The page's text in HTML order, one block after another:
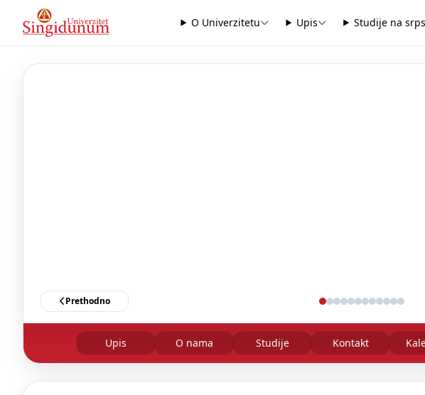
O Univerzitetu Upis Studije na
Prethodno
Upis O nama Studije Kontakt